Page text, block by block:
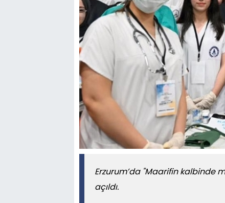
Erzurum’da "Maarifin kalbinde
açıldı.